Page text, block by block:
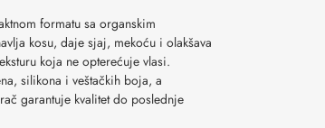
formatu sa organskim
kosu, daje sjaj, mekoću i olakšava
koja ne opterećuje vlasi.
silikona i veštačkih boja, a
garantuje kvalitet do poslednje